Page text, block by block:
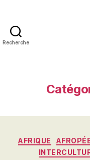
Recherche
AFRIQUE